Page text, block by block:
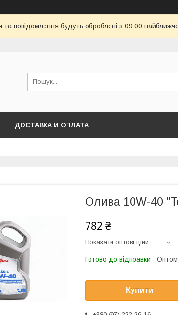
повідомлення будуть оброблені з 09:00
ДОСТАВКА И ОПЛАТА
Олива 10W-40
782 ₴
Показати оптові ціни
Готово до відправки Оптом
Купити